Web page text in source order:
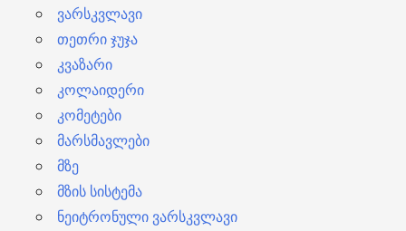
ვარსკვლავი
თეთრი ჯუჯა
კვაზარი
კოლაიდერი
კომეტები
მარსმავლები
მზე
მზის სისტემა
ნეიტრონული ვარსკვლავი